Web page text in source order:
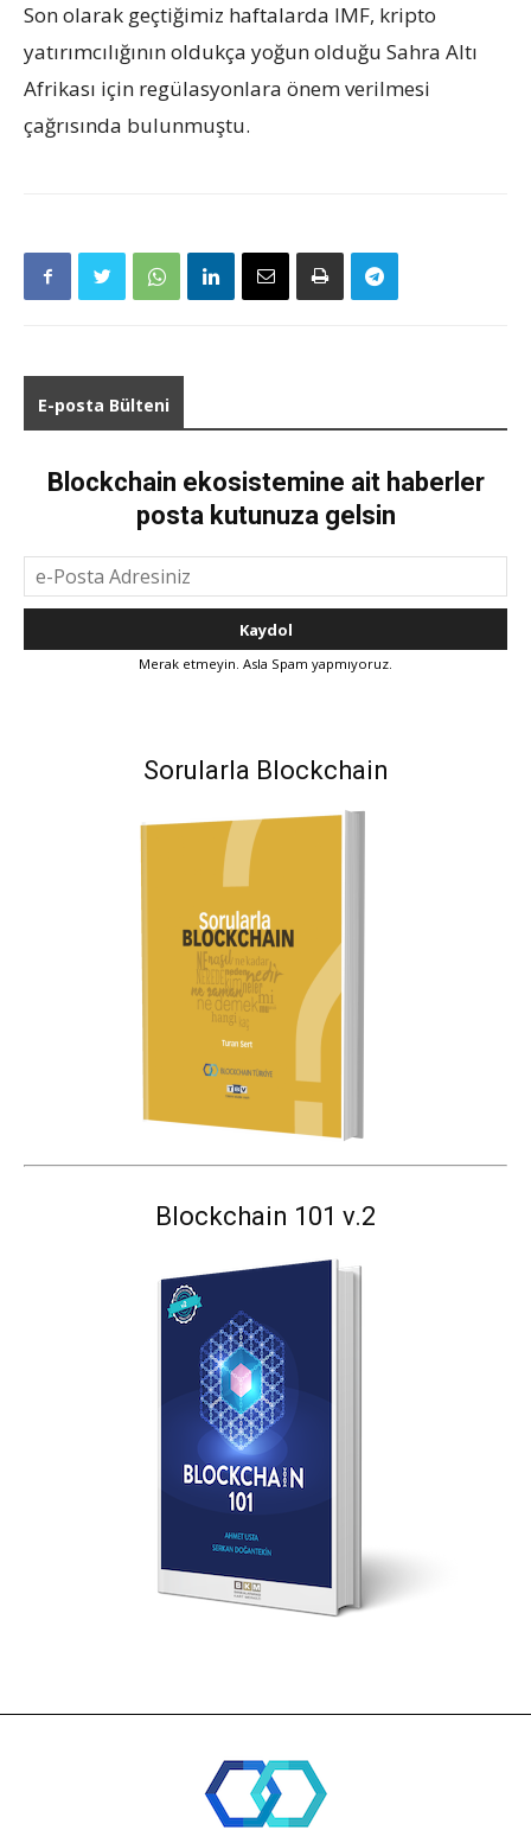
Son olarak geçtiğimiz haftalarda IMF, kripto
yatırımcılığının oldukça yoğun olduğu Sahra Altı
Afrikası için regülasyonlara önem verilmesi
çağrısında bulunmuştu.
E-posta Bülteni
Blockchain ekosistemine ait haberler
posta kutunuza gelsin
Merak etmeyin. Asla Spam yapmıyoruz.
Sorularla Blockchain
Blockchain 101 v.2